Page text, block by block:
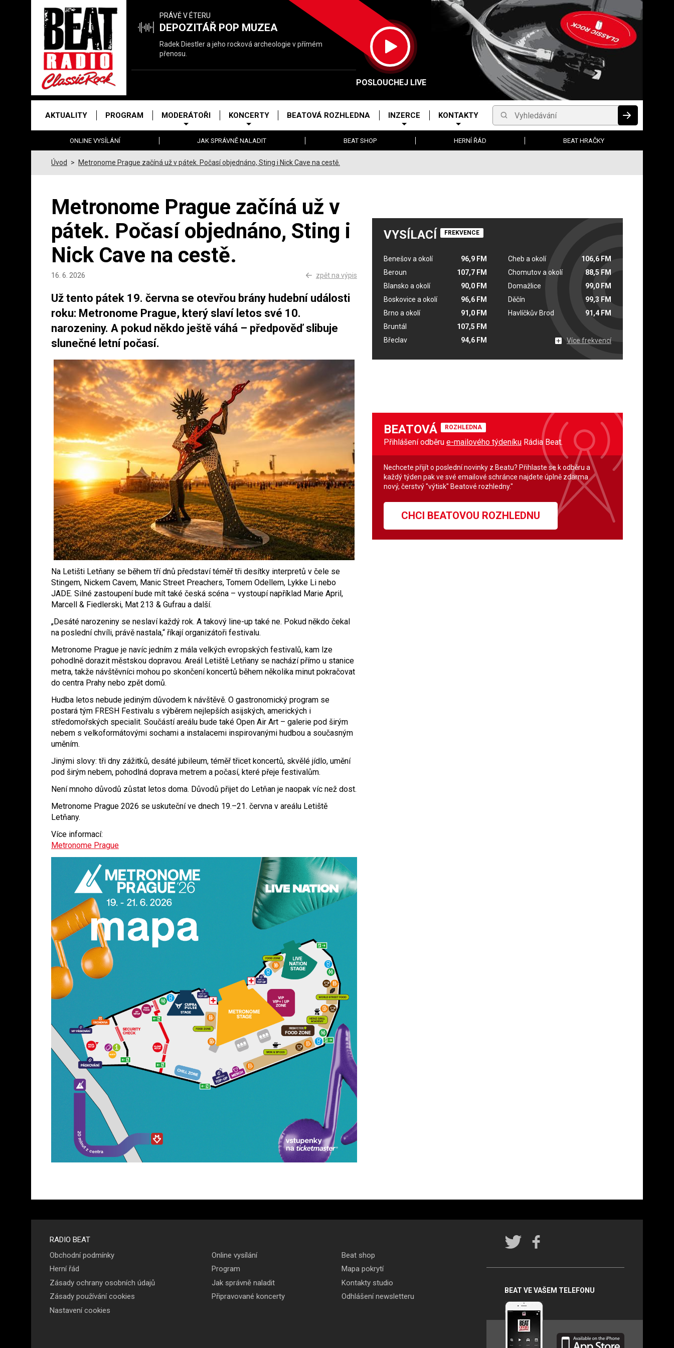
Právě
hrajeme
PRÁVĚ V ÉTERU
DEPOZITÁŘ POP MUZEA
Radek Diestler a jeho rocková archeologie v přímém
přenosu.
POSLOUCHEJ LIVE
menu
AKTUALITY PROGRAM MODERÁTOŘI KONCERTY BEATOVÁ ROZHLEDNA INZERCE KONTAKTY Vyhledávání HLEDAT
ONLINE VYSÍLÁNÍ JAK SPRÁVNĚ NALADIT BEAT SHOP HERNÍ ŘÁD BEAT HRAČKY
Úvod > Metronome Prague začíná už v pátek. Počasí objednáno, Sting i Nick Cave na cestě.
Metronome Prague začíná už v
pátek. Počasí objednáno, Sting i
Nick Cave na cestě.
16. 6. 2026 zpět na výpis
Už tento pátek 19. června se otevřou brány hudební události
roku: Metronome Prague, který slaví letos své 10.
narozeniny. A pokud někdo ještě váhá – předpověď slibuje
slunečné letní počasí.
Na Letišti Letňany se během tří dnů představí téměř tři desítky interpretů v čele se
Stingem, Nickem Cavem, Manic Street Preachers, Tomem Odellem, Lykke Li nebo
JADE. Silné zastoupení bude mít také česká scéna – vystoupí například Marie April,
Marcell & Fiedlerski, Mat 213 & Gufrau a další.
„Desáté narozeniny se neslaví každý rok. A takový line-up také ne. Pokud někdo čekal
na poslední chvíli, právě nastala,“ říkají organizátoři festivalu.
Metronome Prague je navíc jedním z mála velkých evropských festivalů, kam lze
pohodlně dorazit městskou dopravou. Areál Letiště Letňany se nachází přímo u stanice
metra, takže návštěvníci mohou po skončení koncertů během několika minut pokračovat
do centra Prahy nebo zpět domů.
Hudba letos nebude jediným důvodem k návštěvě. O gastronomický program se
postará tým FRESH Festivalu s výběrem nejlepších asijských, amerických i
středomořských specialit. Součástí areálu bude také Open Air Art – galerie pod širým
nebem s velkoformátovými sochami a instalacemi inspirovanými hudbou a současným
uměním.
Jinými slovy: tři dny zážitků, desáté jubileum, téměř třicet koncertů, skvělé jídlo, umění
pod širým nebem, pohodlná doprava metrem a počasí, které přeje festivalům.
Není mnoho důvodů zůstat letos doma. Důvodů přijet do Letňan je naopak víc než dost.
Metronome Prague 2026 se uskuteční ve dnech 19.–21. června v areálu Letiště
Letňany.
Více informací:
Metronome Prague
VYSÍLACÍ FREKVENCE
Benešov a okolí
96,9 FM
Beroun
107,7 FM
Blansko a okolí
90,0 FM
Boskovice a okolí
96,6 FM
Brno a okolí
91,0 FM
Bruntál
107,5 FM
Břeclav
94,6 FM
Cheb a okolí
106,6 FM
Chomutov a okolí
88,5 FM
Domažlice
99,0 FM
Děčín
99,3 FM
Havlíčkův Brod
91,4 FM
Více frekvencí
BEATOVÁ ROZHLEDNA
Přihlášení odběru e-mailového týdeníku Rádia Beat.
Nechcete přijít o poslední novinky z Beatu? Přihlaste se k odběru a
každý týden pak ve své emailové schránce najdete úplně zdarma
nový, čerstvý "výtisk" Beatové rozhledny."
CHCI BEATOVOU ROZHLEDNU
Menu v
patičce
RADIO BEAT
Obchodní podmínky
Herní řád
Zásady ochrany osobních údajů
Zásady používání cookies
Nastavení cookies
Online vysílání
Program
Jak správně naladit
Připravované koncerty
Beat shop
Mapa pokrytí
Kontakty studio
Odhlášení newsletteru
Rádio
sítích
BEAT VE VAŠEM TELEFONU